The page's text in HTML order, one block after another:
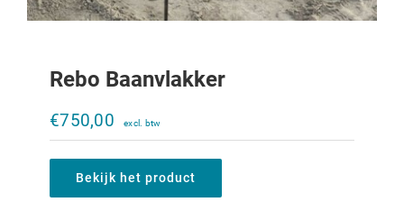
Rebo Baanvlakker
€750,00
Bekijk het product